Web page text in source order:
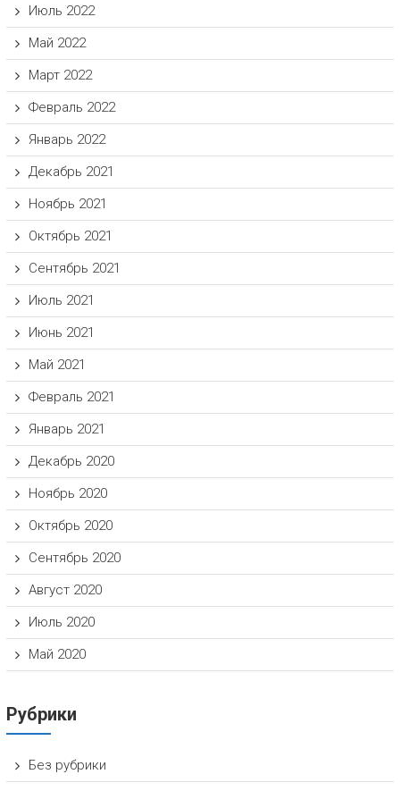
Июль 2022
Май 2022
Март 2022
Февраль 2022
Январь 2022
Декабрь 2021
Ноябрь 2021
Октябрь 2021
Сентябрь 2021
Июль 2021
Июнь 2021
Май 2021
Февраль 2021
Январь 2021
Декабрь 2020
Ноябрь 2020
Октябрь 2020
Сентябрь 2020
Август 2020
Июль 2020
Май 2020
Рубрики
Без рубрики